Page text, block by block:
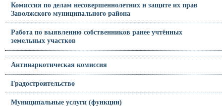
Комиссия по делам несовершеннолетних и защите их прав
Заволжского муниципального района
Работа по выявлению собственников ранее учтённых
земельных участков
Антинаркотическая комиссия
Градостроительство
Муниципальные услуги (функции)